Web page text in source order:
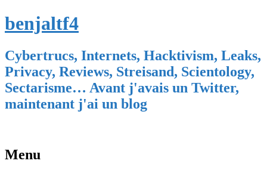
benjaltf4
Cybertrucs, Internets, Hacktivism, Leaks,
Privacy, Reviews, Streisand, Scientology,
Sectarisme… Avant j'avais un Twitter,
maintenant j'ai un blog
Menu